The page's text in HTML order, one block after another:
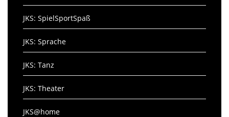
JKS: SpielSportSpaß
JKS: Sprache
JKS: Tanz
JKS: Theater
JKS@home